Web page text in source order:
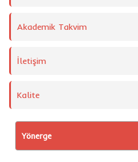
Akademik Takvim
İletişim
Kalite
Yönerge